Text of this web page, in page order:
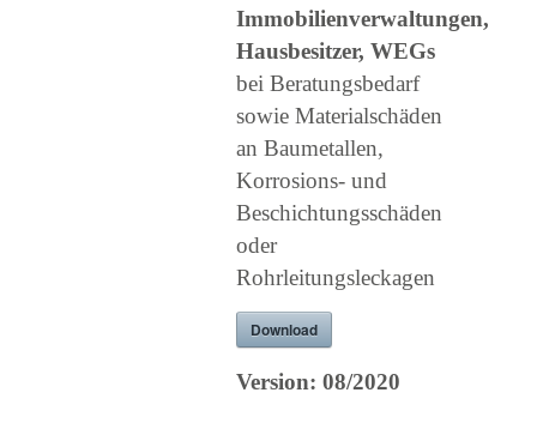
Immobilienverwaltungen,
Hausbesitzer, WEGs
bei Beratungsbedarf
sowie Materialschäden
an Baumetallen,
Korrosions- und
Beschichtungsschäden
oder
Rohrleitungsleckagen
Download
Version: 08/2020